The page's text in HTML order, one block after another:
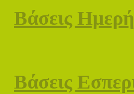
Βάσεις
Βάσεις